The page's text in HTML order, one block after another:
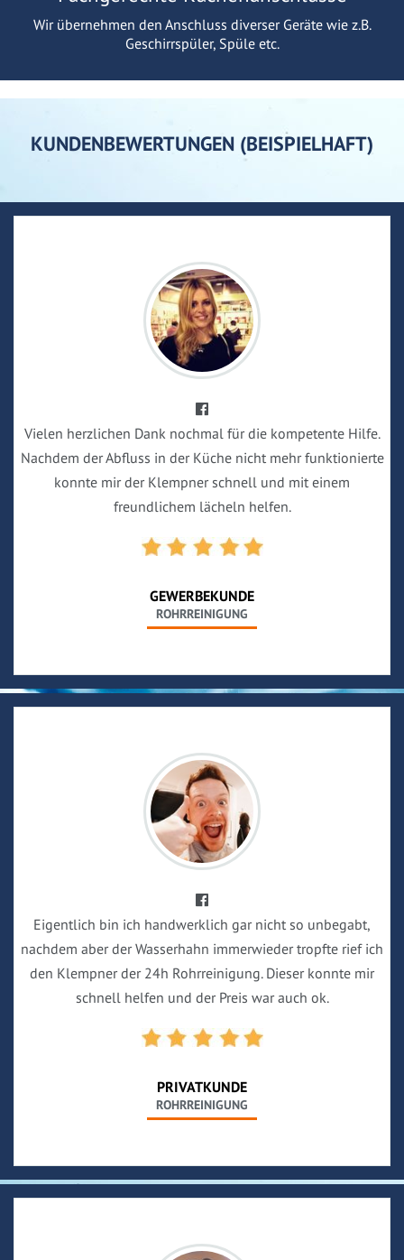
Wir übernehmen den Anschluss diverser Geräte wie z.B.
Geschirrspüler, Spüle etc.
KUNDENBEWERTUNGEN (BEISPIELHAFT)
Vielen herzlichen Dank nochmal für die kompetente Hilfe.
Nachdem der Abfluss in der Küche nicht mehr funktionierte
konnte mir der Klempner schnell und mit einem
freundlichem lächeln helfen.
GEWERBEKUNDE
ROHRREINIGUNG
Eigentlich bin ich handwerklich gar nicht so unbegabt,
nachdem aber der Wasserhahn immerwieder tropfte rief ich
den Klempner der 24h Rohrreinigung. Dieser konnte mir
schnell helfen und der Preis war auch ok.
PRIVATKUNDE
ROHRREINIGUNG